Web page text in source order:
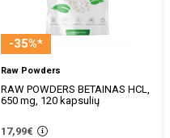
-35%*
Raw Powders
RAW POWDERS BETAINAS HCL,
650 mg, 120 kapsulių
17,99€